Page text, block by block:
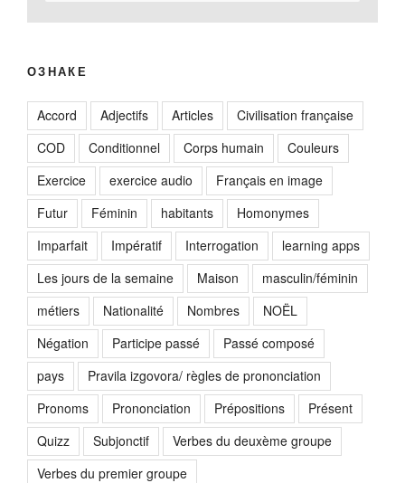
ОЗНАКЕ
Accord Adjectifs Articles
Civilisation française
COD
Conditionnel Corps humain
Couleurs
Exercice
exercice audio
Français en image
Futur
Féminin habitants
Homonymes
Imparfait
Impératif Interrogation
learning apps
Les jours de la semaine
Maison
masculin/féminin
métiers
Nationalité Nombres
NOËL
Négation
Participe passé
Passé composé
pays
Pravila izgovora/ règles de prononciation
Pronoms
Prononciation Prépositions
Présent
Quizz
Subjonctif
Verbes du deuxème groupe
Verbes du premier groupe